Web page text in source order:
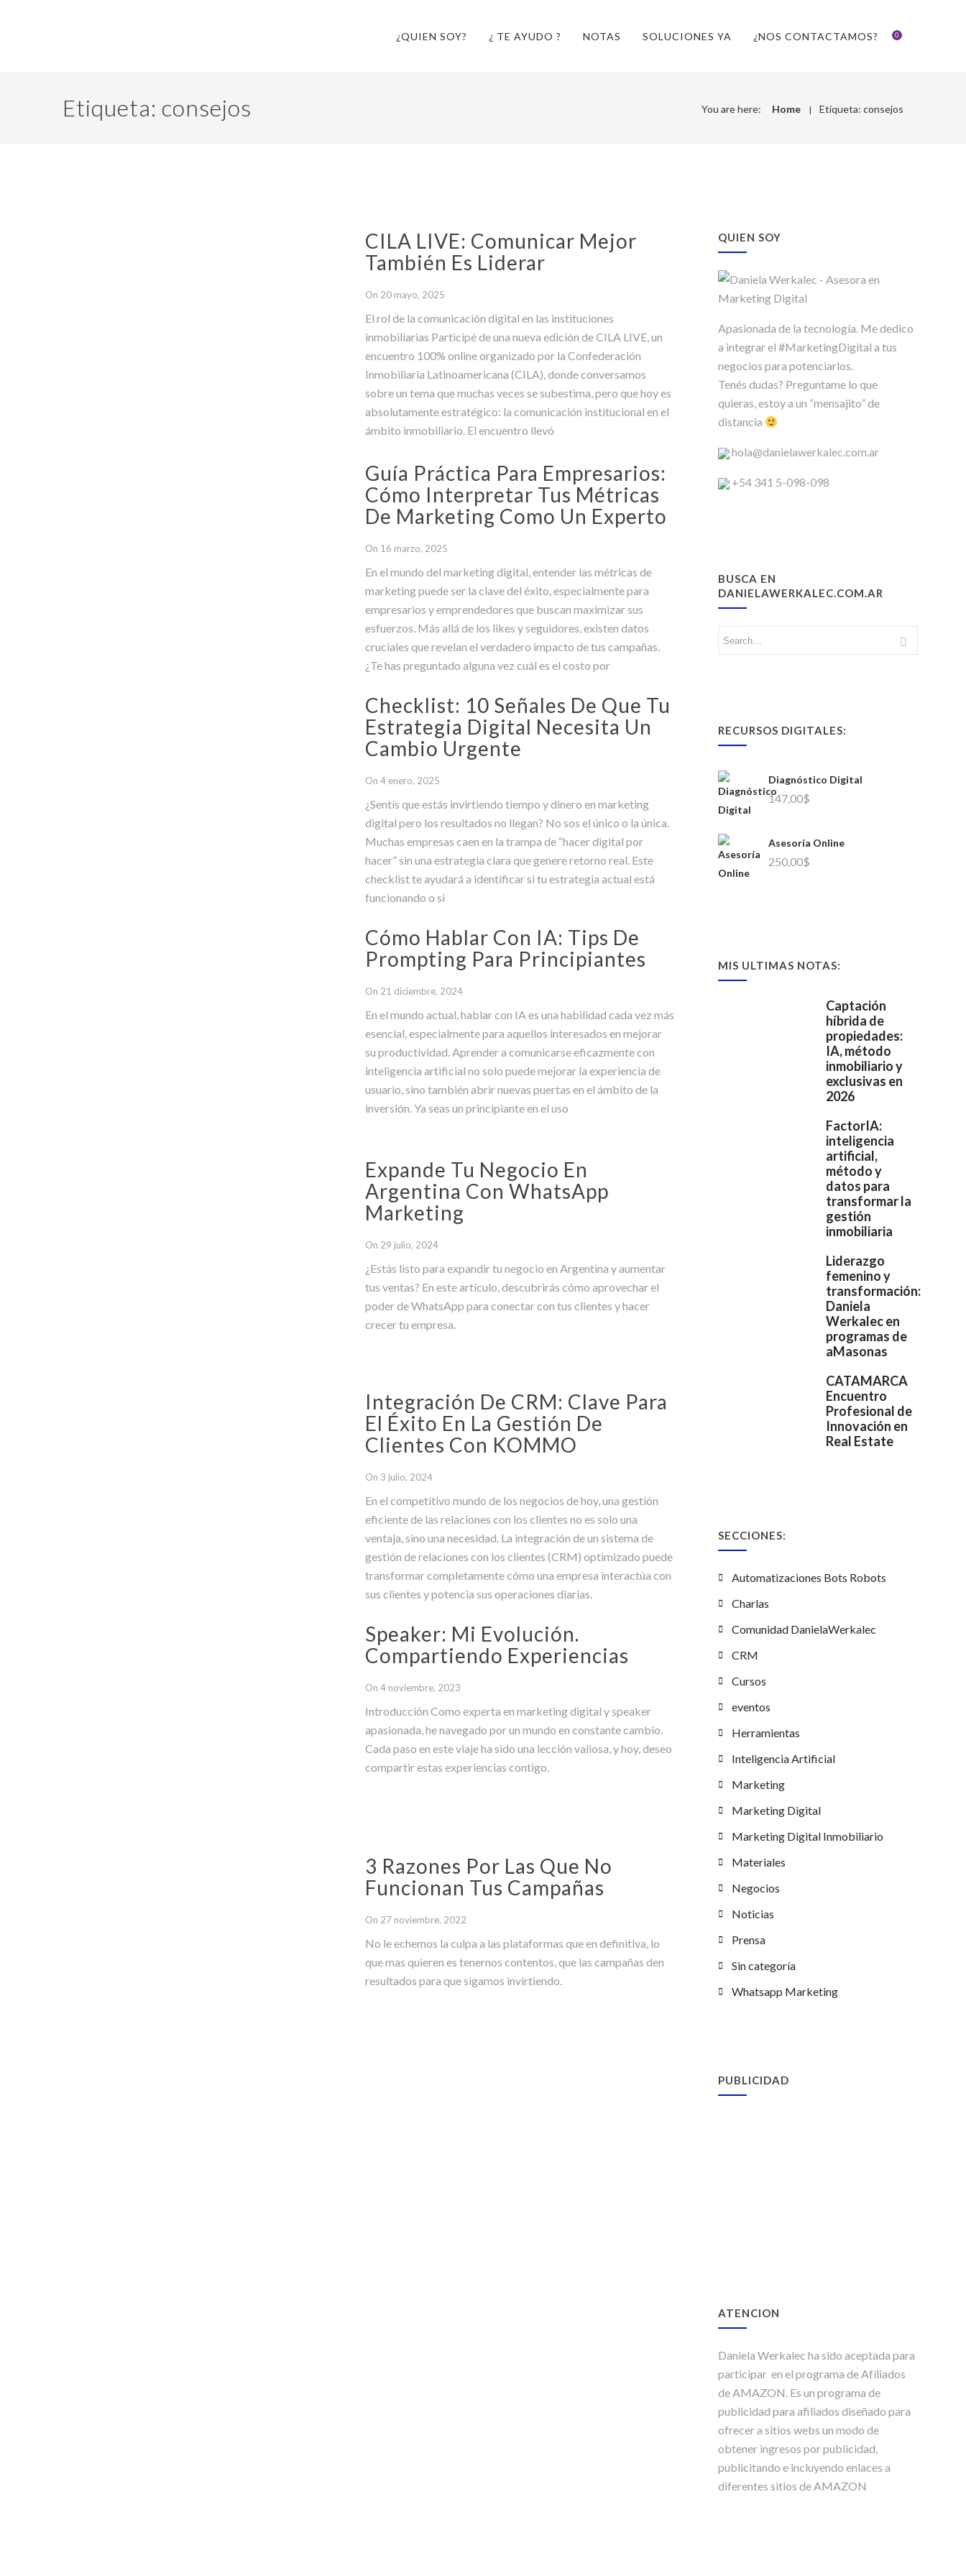
0
¿QUIEN SOY? ¿ TE AYUDO ? NOTAS SOLUCIONES YA ¿NOS CONTACTAMOS?
Etiqueta: consejos You are here: Home Etiqueta: consejos
CILA LIVE: Comunicar Mejor
También Es Liderar
On 20 mayo, 2025
El rol de la comunicación digital en las instituciones
inmobiliarias Participé de una nueva edición de CILA LIVE, un
encuentro 100% online organizado por la Confederación
Inmobiliaria Latinoamericana (CILA), donde conversamos
sobre un tema que muchas veces se subestima, pero que hoy es
absolutamente estratégico: la comunicación institucional en el
ámbito inmobiliario. El encuentro llevó
Guía Práctica Para Empresarios:
Cómo Interpretar Tus Métricas
De Marketing Como Un Experto
On 16 marzo, 2025
En el mundo del marketing digital, entender las métricas de
marketing puede ser la clave del éxito, especialmente para
empresarios y emprendedores que buscan maximizar sus
esfuerzos. Más allá de los likes y seguidores, existen datos
cruciales que revelan el verdadero impacto de tus campañas.
¿Te has preguntado alguna vez cuál es el costo por
Checklist: 10 Señales De Que Tu
Estrategia Digital Necesita Un
Cambio Urgente
On 4 enero, 2025
¿Sentís que estás invirtiendo tiempo y dinero en marketing
digital pero los resultados no llegan? No sos el único o la única.
Muchas empresas caen en la trampa de “hacer digital por
hacer” sin una estrategia clara que genere retorno real. Este
checklist te ayudará a identificar si tu estrategia actual está
funcionando o si
Cómo Hablar Con IA: Tips De
Prompting Para Principiantes
On 21 diciembre, 2024
En el mundo actual, hablar con IA es una habilidad cada vez más
esencial, especialmente para aquellos interesados en mejorar
su productividad. Aprender a comunicarse eficazmente con
inteligencia artificial no solo puede mejorar la experiencia de
usuario, sino también abrir nuevas puertas en el ámbito de la
inversión. Ya seas un principiante en el uso
Expande Tu Negocio En
Argentina Con WhatsApp
Marketing
On 29 julio, 2024
¿Estás listo para expandir tu negocio en Argentina y aumentar
tus ventas? En este artículo, descubrirás cómo aprovechar el
poder de WhatsApp para conectar con tus clientes y hacer
crecer tu empresa.
Integración De CRM: Clave Para
El Éxito En La Gestión De
Clientes Con KOMMO
On 3 julio, 2024
En el competitivo mundo de los negocios de hoy, una gestión
eficiente de las relaciones con los clientes no es solo una
ventaja, sino una necesidad. La integración de un sistema de
gestión de relaciones con los clientes (CRM) optimizado puede
transformar completamente cómo una empresa interactúa con
sus clientes y potencia sus operaciones diarias.
Speaker: Mi Evolución.
Compartiendo Experiencias
On 4 noviembre, 2023
Introducción Como experta en marketing digital y speaker
apasionada, he navegado por un mundo en constante cambio.
Cada paso en este viaje ha sido una lección valiosa, y hoy, deseo
compartir estas experiencias contigo.
3 Razones Por Las Que No
Funcionan Tus Campañas
On 27 noviembre, 2022
No le echemos la culpa a las plataformas que en definitiva, lo
que mas quieren es tenernos contentos, que las campañas den
resultados para que sigamos invirtiendo.
QUIEN SOY
Apasionada de la tecnología. Me dedico
a integrar el #MarketingDigital a tus
negocios para potenciarlos.
Tenés dudas? Preguntame lo que
quieras, estoy a un “mensajito” de
distancia
hola@danielawerkalec.com.ar
+54 341 5-098-098
BUSCA EN
DANIELAWERKALEC.COM.AR
RECURSOS DIGITALES:
Diagnóstico Digital
147,00$
Asesoría Online
250,00$
MIS ULTIMAS NOTAS:
Captación
híbrida de
propiedades:
IA, método
inmobiliario y
exclusivas en
2026
FactorIA:
inteligencia
artificial,
método y
datos para
transformar la
gestión
inmobiliaria
Liderazgo
femenino y
transformación:
Daniela
Werkalec en
programas de
aMasonas
CATAMARCA
Encuentro
Profesional de
Innovación en
Real Estate
SECCIONES:
Automatizaciones Bots Robots
Charlas
Comunidad DanielaWerkalec
CRM
Cursos
eventos
Herramientas
Inteligencia Artificial
Marketing
Marketing Digital
Marketing Digital Inmobiliario
Materiales
Negocios
Noticias
Prensa
Sin categoría
Whatsapp Marketing
PUBLICIDAD
ATENCION
Daniela Werkalec ha sido aceptada para
participar en el programa de Afíliados
de AMAZON. Es un programa de
publicidad para afiliados diseñado para
ofrecer a sitios webs un modo de
obtener ingresos por publicidad,
publicitando e incluyendo enlaces a
diferentes sitios de AMAZON